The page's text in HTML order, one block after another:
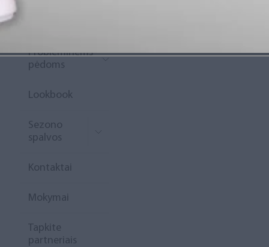
Probleminėms
pėdoms
Lookbook
Sezono
spalvos
Kontaktai
Mokymai
Tapkite
partneriais